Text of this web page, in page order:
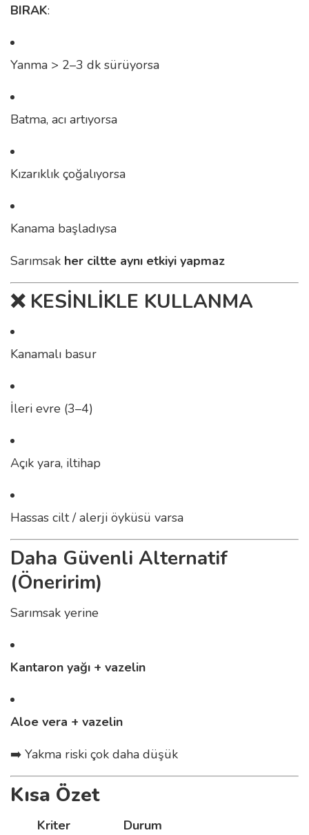
BIRAK:
Yanma > 2–3 dk sürüyorsa
Batma, acı artıyorsa
Kızarıklık çoğalıyorsa
Kanama başladıysa
Sarımsak her ciltte aynı etkiyi yapmaz
❌ KESİNLİKLE KULLANMA
Kanamalı basur
İleri evre (3–4)
Açık yara, iltihap
Hassas cilt / alerji öyküsü varsa
Daha Güvenli Alternatif
(Öneririm)
Sarımsak yerine
Kantaron yağı + vazelin
Aloe vera + vazelin
➡️ Yakma riski çok daha düşük
Kısa Özet
Kriter
Durum